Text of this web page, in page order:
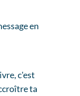
en
c'est
ta